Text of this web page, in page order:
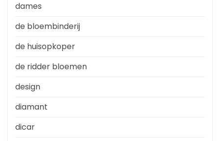
dames
de bloembinderij
de huisopkoper
de ridder bloemen
design
diamant
dicar